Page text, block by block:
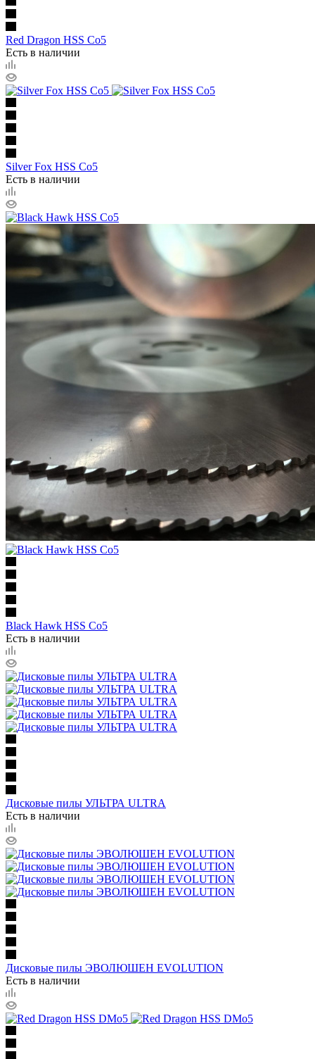
Red Dragon HSS Сo5
Есть в наличии
Silver Fox HSS Co5
Есть в наличии
Black Hawk HSS Co5
Есть в наличии
Дисковые пилы УЛЬТРА ULTRA
Есть в наличии
Дисковые пилы ЭВОЛЮШЕН EVOLUTION
Есть в наличии